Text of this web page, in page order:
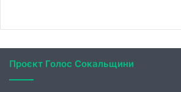
Проєкт Голос Сокальщини